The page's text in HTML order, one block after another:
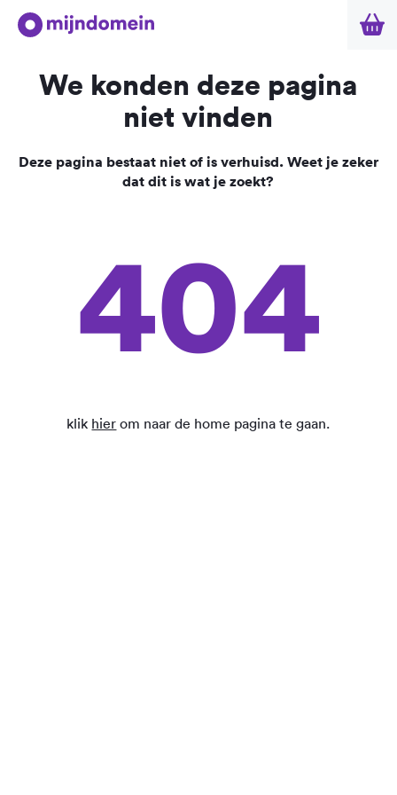
We konden deze pagina
niet vinden
Deze pagina bestaat niet of is verhuisd. Weet je zeker
dat dit is wat je zoekt?
404
klik hier om naar de home pagina te gaan.